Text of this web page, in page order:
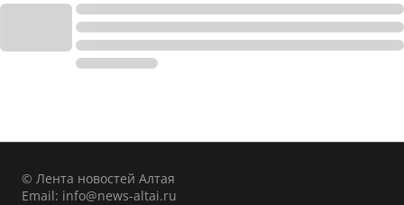
© Лента новостей Алтая
Email: info@news-altai.ru